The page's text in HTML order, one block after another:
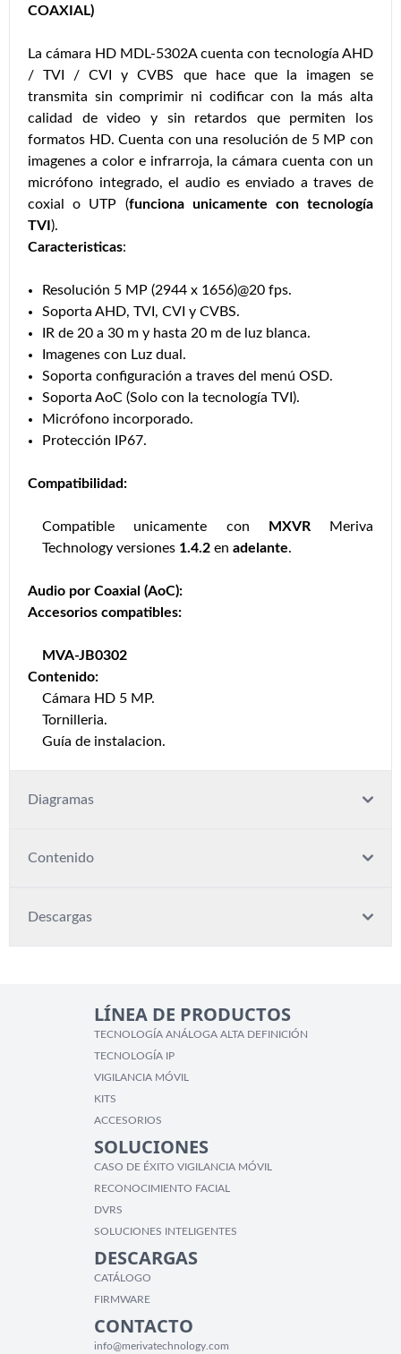
COAXIAL)
La cámara HD MDL-5302A cuenta con tecnología AHD
/ TVI / CVI y CVBS que hace que la imagen se
transmita sin comprimir ni codificar con la más alta
calidad de video y sin retardos que permiten los
formatos HD. Cuenta con una resolución de 5 MP con
imagenes a color e infrarroja, la cámara cuenta con un
micrófono integrado, el audio es enviado a traves de
coxial o UTP (funciona unicamente con tecnología
TVI ).
Caracteristicas:
Resolución 5 MP (2944 x 1656)@20 fps.
Soporta AHD, TVI, CVI y CVBS.
IR de 20 a 30 m y hasta 20 m de luz blanca.
Imagenes con Luz dual.
Soporta configuración a traves del menú OSD.
Soporta AoC (Solo con la tecnología TVI).
Micrófono incorporado.
Protección IP67.
Compatibilidad:
Compatible unicamente con MXVRMeriva
Technology versiones 1.4.2 en adelante.
Audio por Coaxial (AoC):
Accesorios compatibles:
MVA-JB0302
Contenido:
Cámara HD 5 MP.
Tornilleria.
Guía de instalacion.
Diagramas
Contenido
Descargas
LÍNEA DE PRODUCTOS
TECNOLOGÍA ANÁLOGA ALTA DEFINICIÓN
TECNOLOGÍA IP
VIGILANCIA MÓVIL
KITS
ACCESORIOS
SOLUCIONES
CASO DE ÉXITO VIGILANCIA MÓVIL
RECONOCIMIENTO FACIAL
DVRS
SOLUCIONES INTELIGENTES
DESCARGAS
CATÁLOGO
FIRMWARE
CONTACTO
info@merivatechnology.com